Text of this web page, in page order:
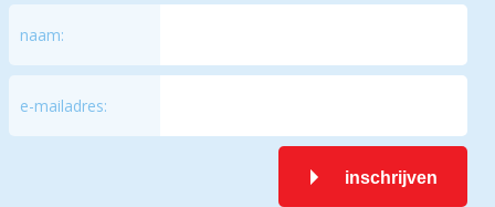
naam:
e-mailadres:
inschrijven